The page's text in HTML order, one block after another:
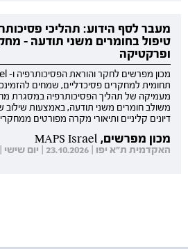
מעבר לסף הידוע: תהליכי
טיפול בחומרים משני תודעה -
ופרקטיקה
תחומית למחקרים פסיכדליים, שמחים
מעמיקה של תהליך הפסיכותרפיה במסגרת
משולב חומרים משני תודעה, באמצעות שילוב
דיונים קליניים ותיאורי מקרה מפורטים
מכון מפרשים, MAPS Israel
האקדמית ת"א יפו | 23.10.2026 | יום שישי | 08:30-14:00